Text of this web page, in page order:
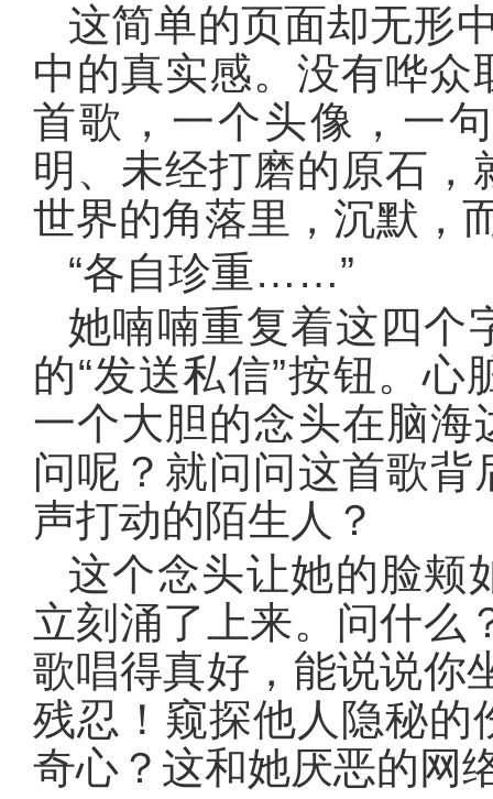
这简单的页面却无形
中的真实感。没有哗
首歌，一个头像，一
明、未经打磨的原石
世界的角落里，沉默，
“各自珍重……”
她喃喃重复着这四个
的“发送私信”按钮。
一个大胆的念头在脑
问呢？就问问这首歌
声打动的陌生人？
这个念头让她的脸颊
立刻涌了上来。问什么
歌唱得真好，能说说你
残忍！窥探他人隐秘的
奇心？这和她厌恶的网